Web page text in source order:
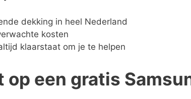
dekking in heel Nederland
kosten
klaarstaat om je te helpen
een gratis